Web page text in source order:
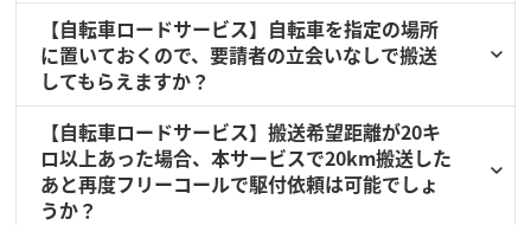
【自転車ロードサービス】自転車を指定の場所
に置いておくので、要請者の立会いなしで搬送
してもらえますか？
【自転車ロードサービス】搬送希望距離が20キ
ロ以上あった場合、本サービスで20km搬送した
あと再度フリーコールで駆付依頼は可能でしょ
うか？